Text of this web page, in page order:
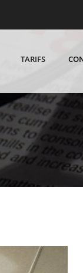
TARIFS